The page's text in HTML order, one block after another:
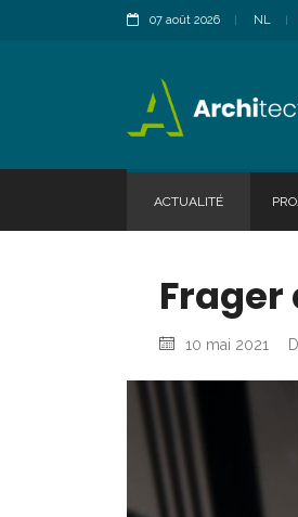
07 août 2026 NL
ACTUALITÉ
10 mai 2021